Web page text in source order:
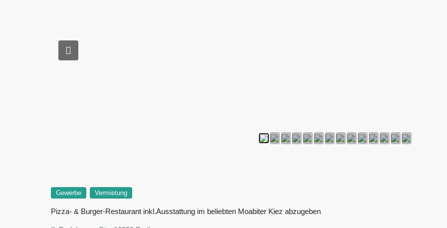
Gewerbe Vermietung
Pizza- & Burger-Restaurant inkl.Ausstattung im beliebten Moabiter Kiez abzugeben